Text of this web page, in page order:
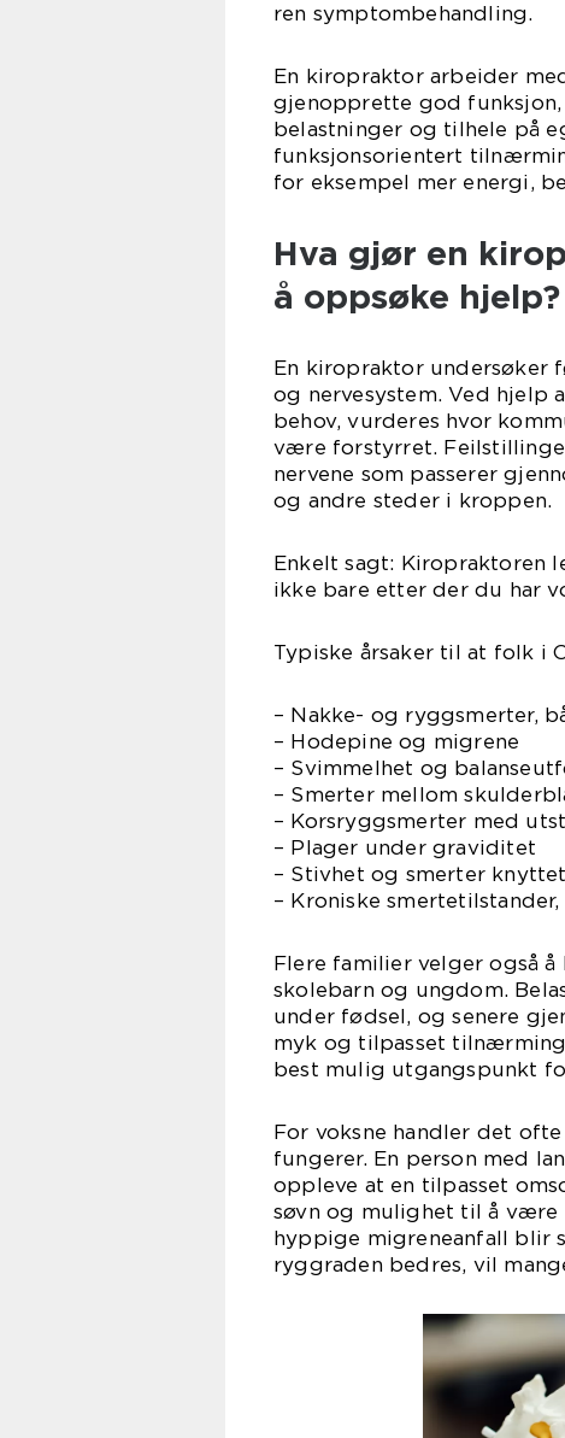
ren symptombehandling.
En kiropraktor arbeider
gjenopprette god
belastninger og tilhele på
funksjonsorientert
for eksempel mer energi,
Hva gjør en
å oppsøke hjelp?
En kiropraktor undersøker
og nervesystem. Ved hjelp
behov, vurderes hvor
være forstyrret.
nervene som passerer
og andre steder i kroppen.
Enkelt sagt: Kiropraktoren
ikke bare etter der du har
Typiske årsaker til at folk i
– Nakke- og ryggsmerter,
– Hodepine og migrene
– Svimmelhet og
– Smerter mellom
– Korsryggsmerter med
– Plager under graviditet
– Stivhet og smerter
– Kroniske
Flere familier velger også
skolebarn og ungdom.
under fødsel, og senere
myk og tilpasset
best mulig utgangspunkt
For voksne handler det
fungerer. En person med
oppleve at en tilpasset
søvn og mulighet til å være
hyppige migreneanfall blir
ryggraden bedres, vil